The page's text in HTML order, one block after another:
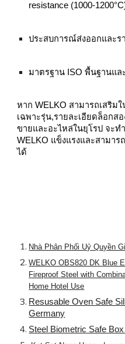
resistance
ประสบการณ์ส่งออกและร
มาตรฐาน ISO พื้นฐานแล
หาก WELKO สามารถเสริมใ
เฉพาะรุ่น,รายละเอียดล็อกส
ขายและอะไหล่ในยุโรป จะท
WELKO แข็งแรงและสามา
ได้
Nhà Phân Phối Uỷ Quyền
WELKO OBS820 DK Blue
Fireproof Steel with
Home Hotel Use
Resusable Oven Safe
Germany
Steel Biometric Safe